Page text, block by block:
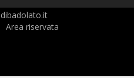
Area riservata